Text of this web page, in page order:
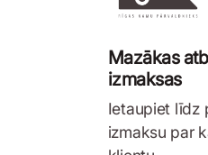
Mazākas
izmaksas
Ietaupiet līdz
izmaksu par